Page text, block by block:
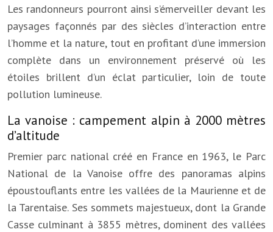
Les randonneurs pourront ainsi s’émerveiller devant les
paysages façonnés par des siècles d’interaction entre
l’homme et la nature, tout en profitant d’une immersion
complète dans un environnement préservé où les
étoiles brillent d’un éclat particulier, loin de toute
pollution lumineuse.
La vanoise : campement alpin à 2000 mètres
d’altitude
Premier parc national créé en France en 1963, le Parc
National de la Vanoise offre des panoramas alpins
époustouflants entre les vallées de la Maurienne et de
la Tarentaise. Ses sommets majestueux, dont la Grande
Casse culminant à 3855 mètres, dominent des vallées